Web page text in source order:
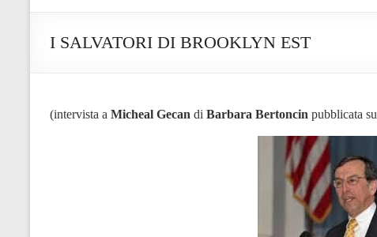
I SALVATORI DI BROOKLYN EST
(intervista a Micheal Gecan di Barbara Bertoncin pubblicata su